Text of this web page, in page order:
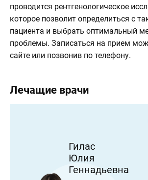
проводится рентгенологическое
которое позволит определиться с
пациента и выбрать оптимальный
проблемы. Записаться на прием
сайте или позвонив по телефону.
Лечащие врачи
Гилас
Юлия
Геннадьевна